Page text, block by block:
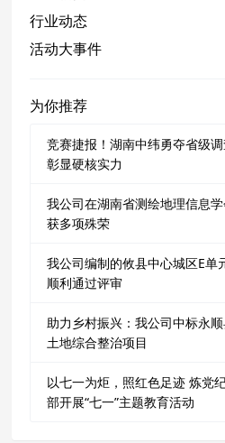
行业动态
活动大事件
为你推荐
竞赛捷报！湖南中纬勇夺省级
彰显硬核实力
我公司在湖南省测绘地理信息
获多项殊荣
我公司编制的攸县中心城区E单
顺利通过评审
助力乡村振兴：我公司中标永
土地综合整治项目
以七一为炬，照红色足迹 炼
部开展“七一”主题教育活动